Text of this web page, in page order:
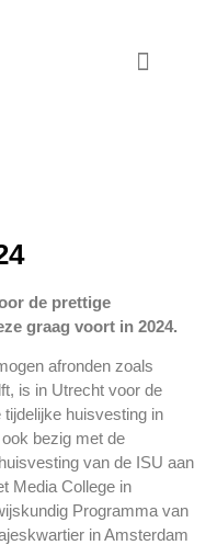
de prettige
graag voort in 2024.
afronden zoals
is in Utrecht voor de
huisvesting in
bezig met de
van de ISU aan
Media College in
Programma van
in Amsterdam